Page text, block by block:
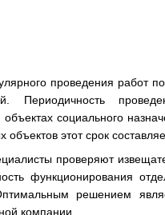
проведения работ
Периодичность
социального
этот срок
проверяют
функционирования
решением
компании.